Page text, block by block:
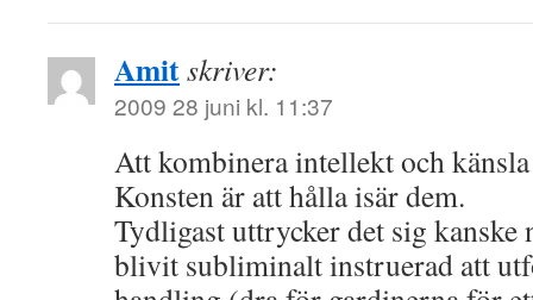
Amitskriver:
2009 28 juni kl. 11:37
Att kombinera intellekt och
Konsten är att hålla isär dem.
Tydligast uttrycker det sig kanske
blivit subliminalt instruerad att